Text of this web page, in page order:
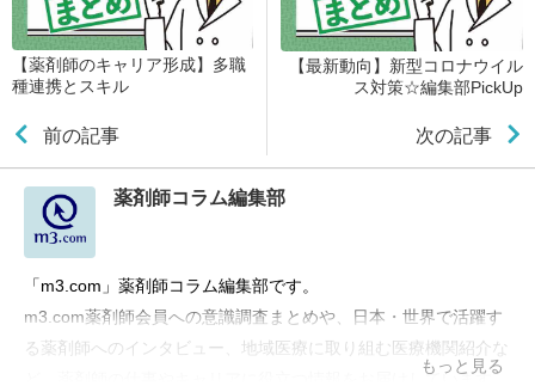
【薬剤師のキャリア形成】多職
種連携とスキル
前の記事
【最新動向】新型コロナウイル
ス対策☆編集部PickUp
次の記事
薬剤師コラム編集部
「m3.com」薬剤師コラム編集部です。
m3.com薬剤師会員への意識調査まとめや、日本・世界で活躍す
る薬剤師へのインタビュー、地域医療に取り組む医療機関紹介な
ど、薬剤師の仕事やキャリアに役立つ情報をお届けしています。
もっと見る